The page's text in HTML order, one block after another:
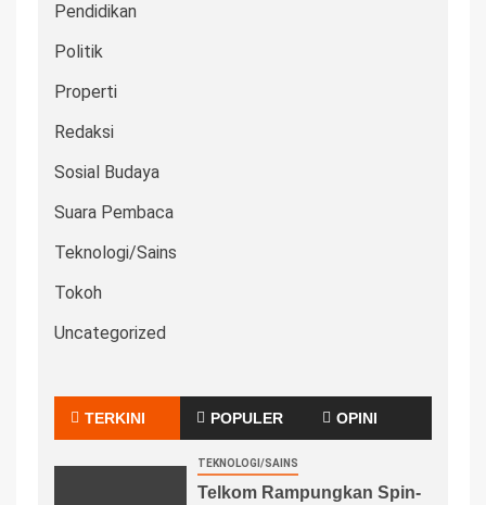
Pendidikan
Politik
Properti
Redaksi
Sosial Budaya
Suara Pembaca
Teknologi/Sains
Tokoh
Uncategorized
TERKINI POPULER OPINI
TEKNOLOGI/SAINS
Telkom Rampungkan Spin-